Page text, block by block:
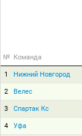
№ Команда
1 Нижний Новгород
2 Велес
3 Спартак Кс
4 Уфа